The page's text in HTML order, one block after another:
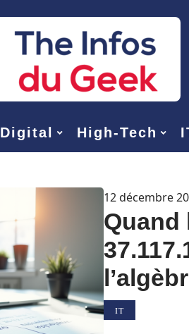
Digital High-Tech
12 décembre
Quand
IT